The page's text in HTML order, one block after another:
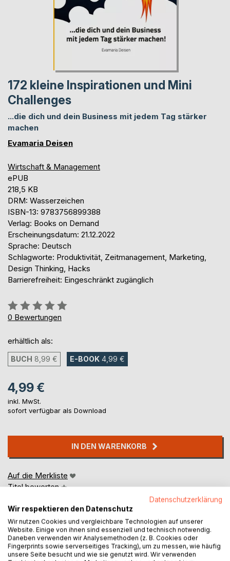
172 kleine Inspirationen und Mini
Challenges
...die dich und dein Business mit jedem Tag stärker
machen
Evamaria Deisen
Wirtschaft & Management
ePUB
218,5 KB
DRM: Wasserzeichen
ISBN-13: 9783756899388
Verlag: Books on Demand
Erscheinungsdatum: 21.12.2022
Sprache: Deutsch
Schlagworte: Produktivität, Zeitmanagement, Marketing,
Design Thinking, Hacks
Barrierefreiheit: Eingeschränkt zugänglich
Bewertung::
0%
0 Bewertungen
erhältlich als:
BUCH 8,99 € E-BOOK 4,99 €
4,99 €
inkl. MwSt.
sofort verfügbar als Download
IN DEN WARENKORB
Auf die Merkliste
Titel bewerten
Datenschutzerklärung
Wir respektieren den Datenschutz
Wir nutzen Cookies und vergleichbare Technologien auf unserer
Website. Einige von ihnen sind essenziell und technisch notwendig.
Daneben verwenden wir Analysemethoden (z. B. Cookies oder
Fingerprints sowie serverseitiges Tracking), um zu messen, wie häufig
unsere Seite besucht und wie sie genutzt wird. Wir verwenden